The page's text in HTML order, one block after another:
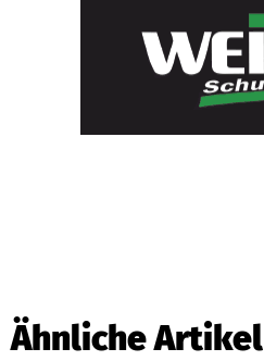
Ähnliche Artikel